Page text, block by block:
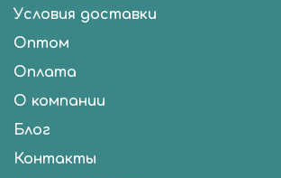
Условия доставки
Оптом
Оплата
О компании
Блог
Контакты